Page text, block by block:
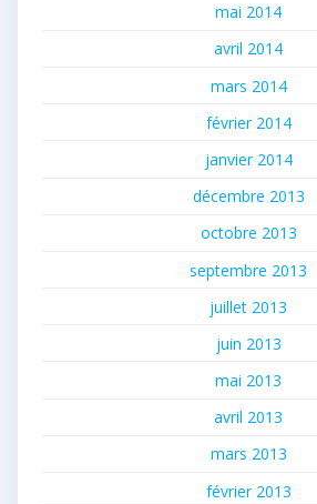
mai 2014
avril 2014
mars 2014
février 2014
janvier 2014
décembre 2013
octobre 2013
septembre 2013
juillet 2013
juin 2013
mai 2013
avril 2013
mars 2013
février 2013